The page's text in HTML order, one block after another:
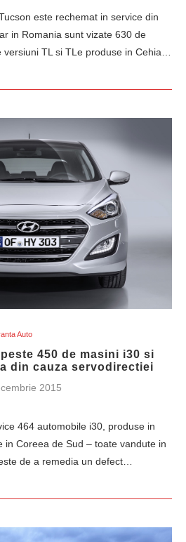
este rechemat in service din
in Romania sunt vizate 630 de
TL si TLe produse in Cehia…
Auto
450 de masini i30 si
din cauza servodirectiei
2015
464 automobile i30, produse in
in Coreea de Sud – toate vandute in
de a remedia un defect…